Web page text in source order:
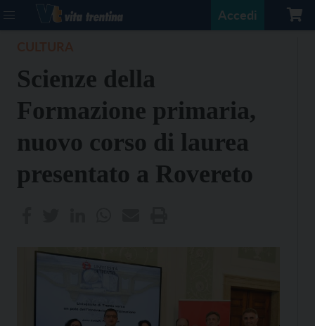
Accedi
Scienze della
Formazione primaria,
nuovo corso di laurea
presentato a Rovereto